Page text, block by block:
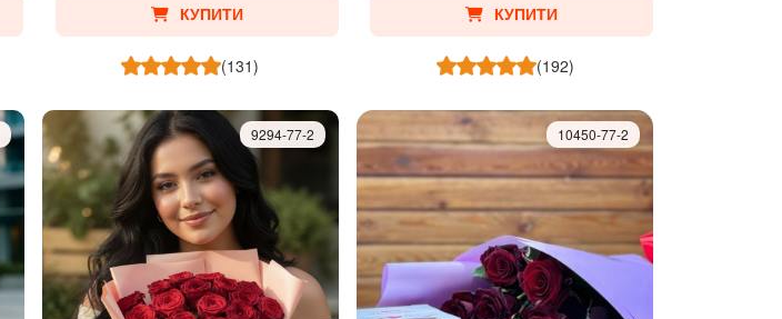
КУПИТИ
(131)
КУПИТИ
(192)
9294-77-2 10450-77-2